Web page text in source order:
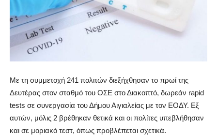
Με τη συμμετοχή 241 πολιτών διεξήχθησαν το πρωί της
Δευτέρας στον σταθμό του ΟΣΕ στοΔιακοπτό, δωρεάν rapid
tests σε συνεργασία του Δήμου Αιγιαλείας με τον ΕΟΔΥ. Εξ
αυτών, μόλις 2 βρέθηκαν θετικά και οι πολίτες υπεβλήθησαν
και σε μοριακό τεστ, όπως προβλέπεται σχετικά.